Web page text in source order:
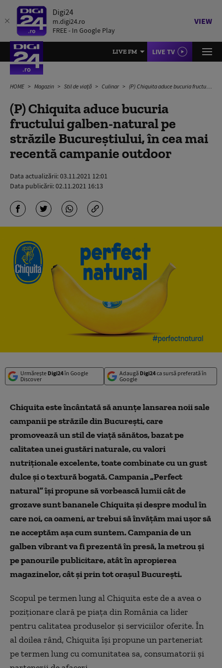
Digi24
m.digi24.ro
FREE - In Google Play
VIEW
LIVE FM LIVE TV
HOME Magazin Stil de viață Culinar (P) Chiquita aduce bucuria fructului galben-natural pe străzile Bucureștiului, în cea mai recentă campanie outdoor
(P) Chiquita aduce bucuria
fructului galben-natural pe
străzile Bucureștiului, în cea mai
recentă campanie outdoor
Data actualizării:03.11.2021 12:01
Data publicării:02.11.2021 16:13
Urmărește Digi24în Google
Discover
Adaugă Digi24ca sursă preferată în
Google
Chiquita este încântată să anunțe lansarea noii sale
campanii pe străzile din București, care
promovează un stil de viață sănătos, bazat pe
calitatea unei gustări naturale, cu valori
nutriționale excelente, toate combinate cu un gust
dulce și o textură bogată. Campania „Perfect
natural” își propune să vorbească lumii cât de
grozave sunt bananele Chiquita și despre modul în
care noi, ca oameni, ar trebui să învățăm mai ușor să
ne acceptăm așa cum suntem. Campania de un
galben vibrant va fi prezentă în presă, la metrou și
pe panourile publicitare, atât în apropierea
magazinelor, cât și prin tot orașul București.
Scopul pe termen lung al Chiquita este de a avea o
poziționare clară pe piața din România ca lider
pentru calitatea produselor și serviciilor oferite. În
al doilea rând, Chiquita își propune un parteneriat
pe termen lung cu comunitatea sa, consumatorii și